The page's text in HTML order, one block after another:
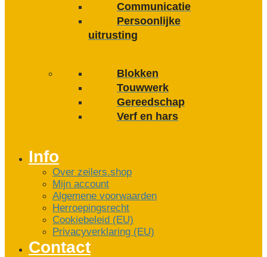
Communicatie
Persoonlijke
uitrusting
Blokken
Touwwerk
Gereedschap
Verf en hars
Info
Over zeilers.shop
Mijn account
Algemene voorwaarden
Herroepingsrecht
Cookiebeleid (EU)
Privacyverklaring (EU)
Contact